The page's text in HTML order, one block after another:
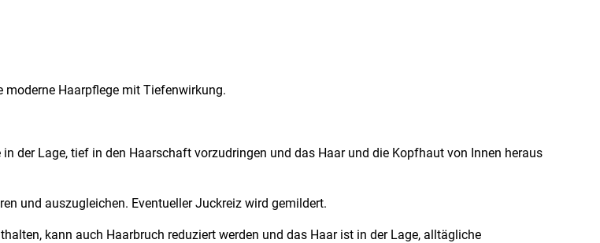
Haarpflege mit Tiefenwirkung.
der Lage, tief in den Haarschaft vorzudringen und das Haar und die Kopfhaut von Innen heraus
und auszugleichen. Eventueller Juckreiz wird gemildert.
kann auch Haarbruch reduziert werden und das Haar ist in der Lage, alltägliche